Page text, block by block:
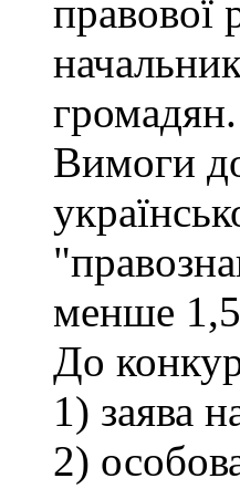
правової
громадян.
Вимоги
менше
До
1) заява
2)